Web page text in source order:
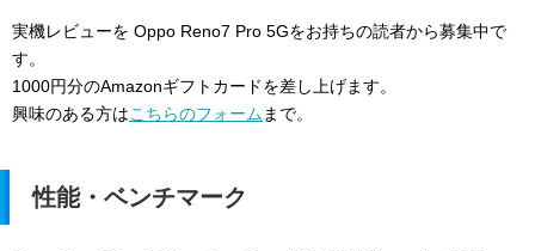
実機レビューを Oppo Reno7 Pro 5Gをお持ちの読者から募集中で
す。
1000円分のAmazonギフトカードを差し上げます。
興味のある方はこちらのフォームまで。
性能・ベンチマーク